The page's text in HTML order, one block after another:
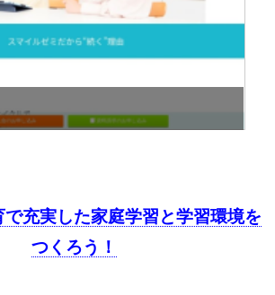
で充実した家庭学習と学習環境を
つくろう！